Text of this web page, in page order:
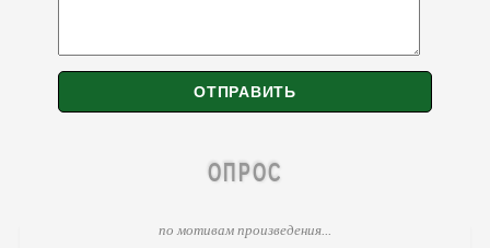
ОПРОС
по мотивам произведения...